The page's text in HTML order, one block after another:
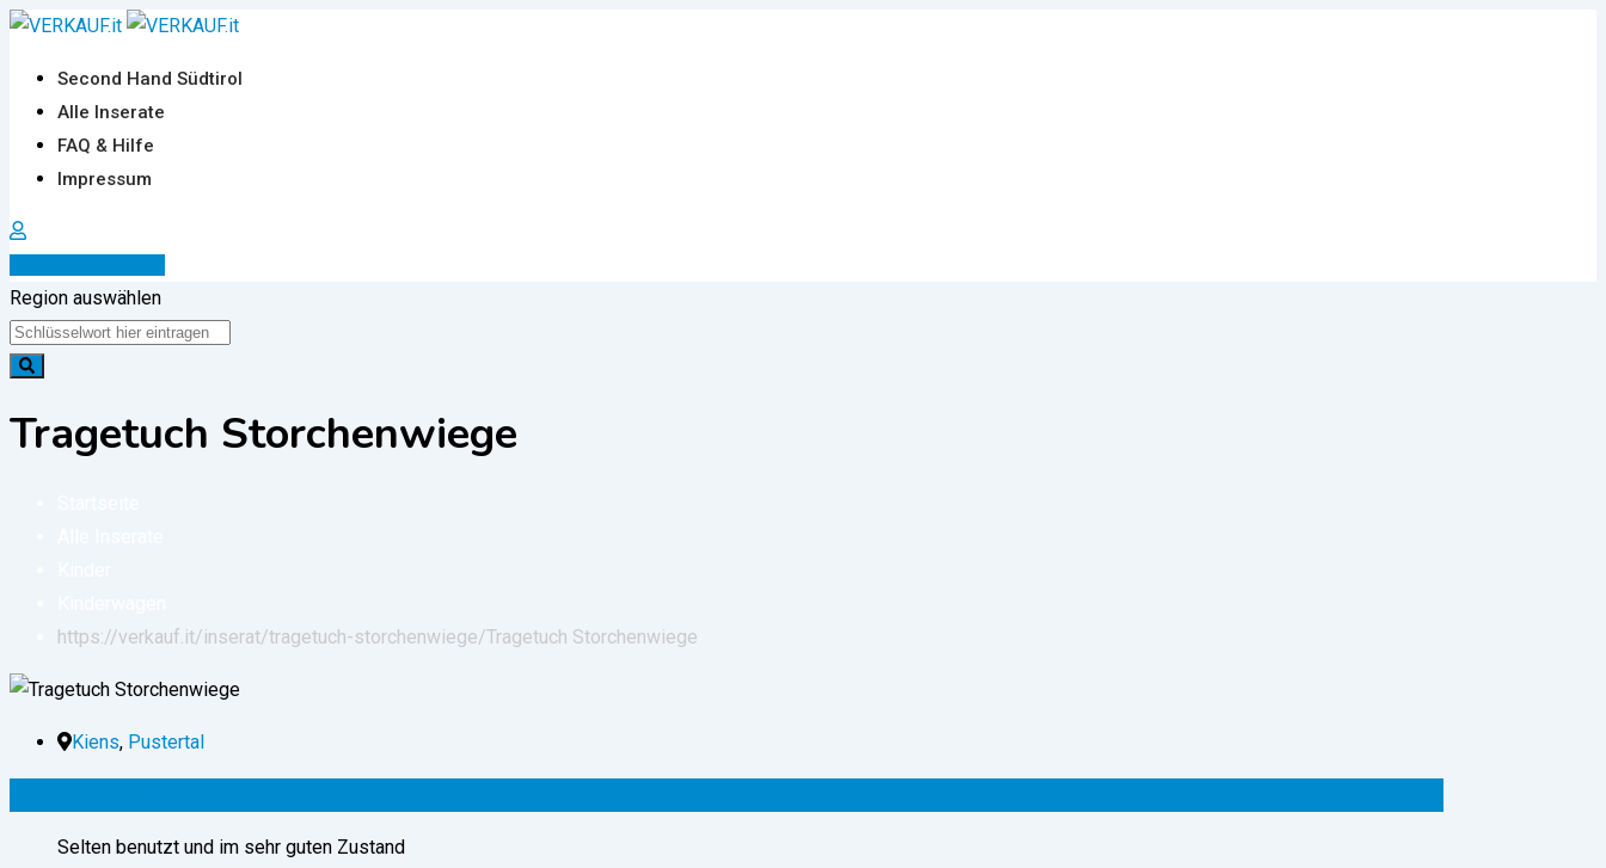
Zum
springen
Second Hand Südtirol
Alle Inserate
FAQ & Hilfe
Impressum
Region auswählen
Tragetuch Storchenwiege
https://verkauf.it/inserat/tragetuch-storchenwiege/Tragetuch Storchenwiege
Kiens, Pustertal
Selten benutzt und im sehr guten Zustand